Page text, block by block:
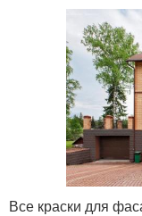
Все краски для